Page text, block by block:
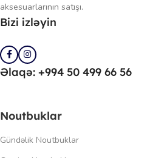
aksesuarlarının satışı.
Bizi izləyin
Əlaqə: +994 50 499 66 56
Noutbuklar
Gündəlik Noutbuklar